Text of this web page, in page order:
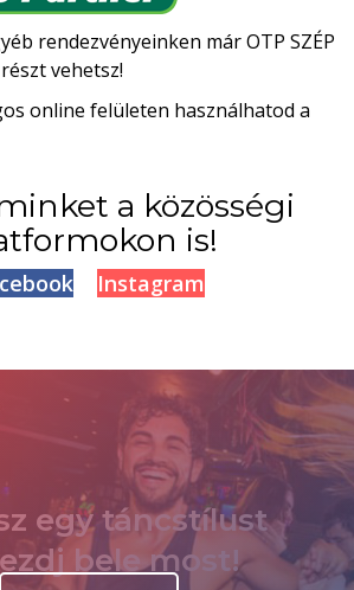
rendezvényeinken már OTP SZÉP
vehetsz!
online felületen használhatod a
a közösségi
is!
Instagram
egy táncstílust
bele most!